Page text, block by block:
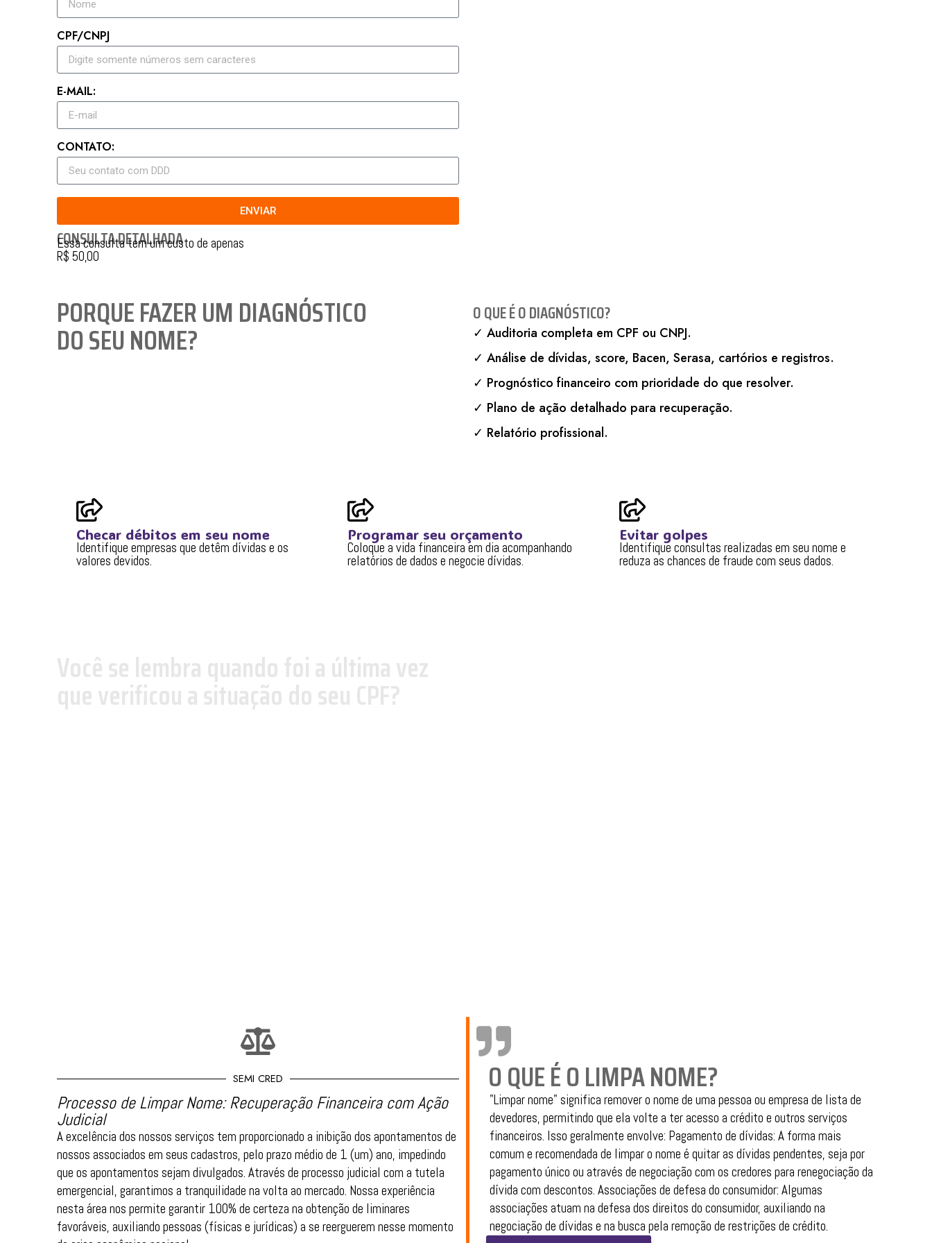
CPF/CNPJ
E-MAIL:
CONTATO:
ENVIAR
CONSULTA DETALHADA
Essa consulta tem um custo de apenas
R$ 50,00
PORQUE FAZER UM DIAGNÓSTICO
DO SEU NOME?
O QUE É O DIAGNÓSTICO?
✓ Auditoria completa em CPF ou CNPJ.
✓ Análise de dívidas, score, Bacen, Serasa, cartórios e registros.
✓ Prognóstico financeiro com prioridade do que resolver.
✓ Plano de ação detalhado para recuperação.
✓ Relatório profissional.
Checar débitos em seu nome
Identifique empresas que detêm dívidas e os
valores devidos.
Programar seu orçamento
Coloque a vida financeira em dia acompanhando
relatórios de dados e negocie dívidas.
Evitar golpes
Identifique consultas realizadas em seu nome e
reduza as chances de fraude com seus dados.
Você se lembra quando foi a última vez
que verificou a situação do seu CPF?
SEMI CRED
Processo de Limpar Nome: Recuperação Financeira com Ação
Judicial
A excelência dos nossos serviços tem proporcionado a inibição dos apontamentos de
nossos associados em seus cadastros, pelo prazo médio de 1 (um) ano, impedindo
que os apontamentos sejam divulgados. Através de processo judicial com a tutela
emergencial, garantimos a tranquilidade na volta ao mercado. Nossa experiência
nesta área nos permite garantir 100% de certeza na obtenção de liminares
favoráveis, auxiliando pessoas (físicas e jurídicas) a se reerguerem nesse momento
O QUE É O LIMPA NOME?
"Limpar nome" significa remover o nome de uma pessoa ou empresa de lista de
devedores, permitindo que ela volte a ter acesso a crédito e outros serviços
financeiros. Isso geralmente envolve: Pagamento de dívidas: A forma mais
comum e recomendada de limpar o nome é quitar as dívidas pendentes, seja por
pagamento único ou através de negociação com os credores para renegociação da
dívida com descontos. Associações de defesa do consumidor: Algumas
associações atuam na defesa dos direitos do consumidor, auxiliando na
negociação de dívidas e na busca pela remoção de restrições de crédito.